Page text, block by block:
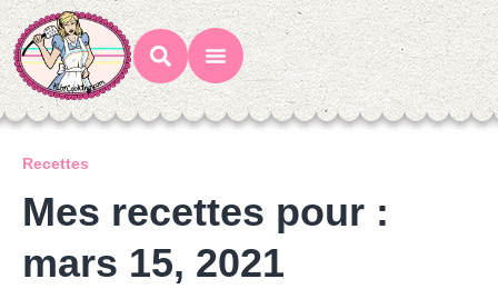
Recettes
Mes recettes pour :
mars 15, 2021